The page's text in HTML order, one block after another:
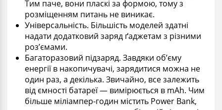
Тим паче, вони пласкі за формою, тому з
розміщенням питань не виникає.
Універсальність. Більшість моделей здатні
надати додатковий заряд ґаджетам з різними
роз’ємами.
Багаторазовий підзаряд. Завдяки об’єму
енергії в накопичувачі, зарядитися можна не
один раз, а декілька. Звичайно, все залежить
від ємності батареї — вимірюється в mAh. Чим
більше міліампер-годин містить Power Bank,